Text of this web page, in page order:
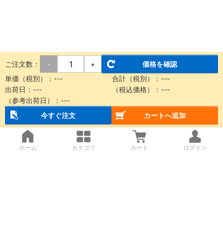
ご注文数： - +
価格を確認
単価（税別）： --- 合計（税別）： ---
出荷日： --- （税込価格）： ---
（参考出荷日）： ---
今すぐ注文
カートへ追加
ホーム カテゴリ カート ログイン